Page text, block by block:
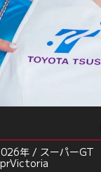
年 / スーパーGT